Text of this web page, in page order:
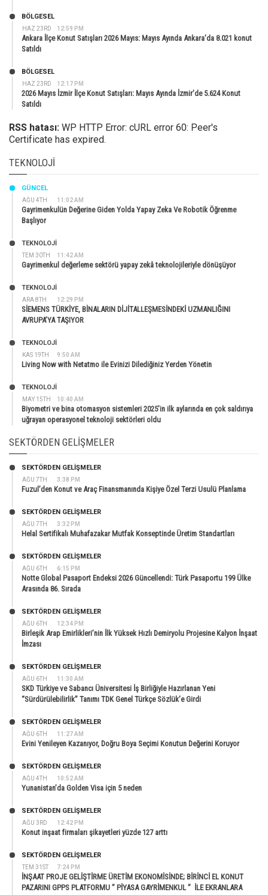
HAZ 23RD 12:59 PM
BÖLGESEL
Ankara İlçe Konut Satışları 2026 Mayıs: Mayıs Ayında Ankara’da 8.021 konut
Satıldı
HAZ 23RD 12:17 PM
BÖLGESEL
2026 Mayıs İzmir İlçe Konut Satışları: Mayıs Ayında İzmir’de 5.624 Konut
Satıldı
RSS hatası: WP HTTP Error: cURL error 60: Peer's
Certificate has expired.
TEKNOLOJI
AĞU 4TH 11:02 AM
GÜNCEL
Gayrimenkulün Değerine Giden Yolda Yapay Zeka Ve Robotik Öğrenme
Başlıyor
TEM 30TH 11:42 AM
TEKNOLOJİ
Gayrimenkul değerleme sektörü yapay zekâ teknolojileriyle dönüşüyor
ARA 8TH 12:29 PM
TEKNOLOJİ
SİEMENS TÜRKİYE, BİNALARIN DİJİTALLEŞMESİNDEKİ UZMANLIĞINI
AVRUPA’YA TAŞIYOR
KAS 19TH 9:50 AM
TEKNOLOJİ
Living Now with Netatmo ile Evinizi Dilediğiniz Yerden Yönetin
MAY 15TH 10:40 AM
TEKNOLOJİ
Biyometri ve bina otomasyon sistemleri 2025’in ilk aylarında en çok saldırıya
uğrayan operasyonel teknoloji sektörleri oldu
SEKTÖRDEN GELIŞMELER
AĞU 7TH 3:38 PM
SEKTÖRDEN GELIŞMELER
Fuzul’den Konut ve Araç Finansmanında Kişiye Özel Terzi Usulü Planlama
AĞU 7TH 3:32 PM
SEKTÖRDEN GELIŞMELER
Helal Sertifikalı Muhafazakar Mutfak Konseptinde Üretim Standartları
AĞU 6TH 6:15 PM
SEKTÖRDEN GELIŞMELER
Notte Global Pasaport Endeksi 2026 Güncellendi: Türk Pasaportu 199 Ülke
Arasında 86. Sırada
AĞU 6TH 12:34 PM
SEKTÖRDEN GELIŞMELER
Birleşik Arap Emirlikleri’nin İlk Yüksek Hızlı Demiryolu Projesine Kalyon İnşaat
İmzası
AĞU 6TH 11:30 AM
SEKTÖRDEN GELIŞMELER
SKD Türkiye ve Sabancı Üniversitesi İş Birliğiyle Hazırlanan Yeni
“Sürdürülebilirlik” Tanımı TDK Genel Türkçe Sözlük’e Girdi
AĞU 6TH 11:27 AM
SEKTÖRDEN GELIŞMELER
Evini Yenileyen Kazanıyor, Doğru Boya Seçimi Konutun Değerini Koruyor
AĞU 4TH 10:52 AM
SEKTÖRDEN GELIŞMELER
Yunanistan’da Golden Visa için 5 neden
AĞU 3RD 12:42 PM
SEKTÖRDEN GELIŞMELER
Konut inşaat firmaları şikayetleri yüzde 127 arttı
TEM 31ST 7:24 PM
SEKTÖRDEN GELIŞMELER
İNŞAAT PROJE GELİŞTİRME ÜRETİM EKONOMİSİNDE; BİRİNCİ EL KONUT
PAZARINI GPPS PLATFORMU ” PİYASA GAYRİMENKUL ” İLE EKRANLARA